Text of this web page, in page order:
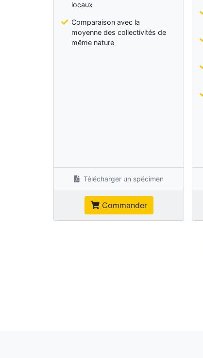
locaux
Comparaison avec la
moyenne des collectivités de
même nature
Télécharger un spécimen
Commander